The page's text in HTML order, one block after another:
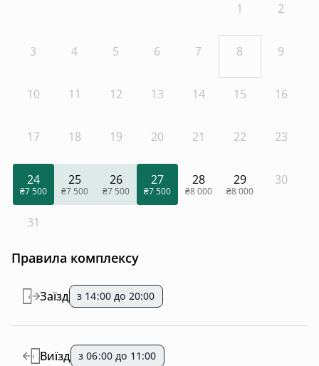
1 2
3 4 5 6 7 8 9
10 11 12 13 14 15 16
17 18 19 20 21 22 23
24
₴7 500
25
₴7 500
26
₴7 500
27
₴7 500
28
₴8 000
29
₴8 000
30
31
Правила комплексу
Заїзд з 14:00 до 20:00
Виїзд з 06:00 до 11:00